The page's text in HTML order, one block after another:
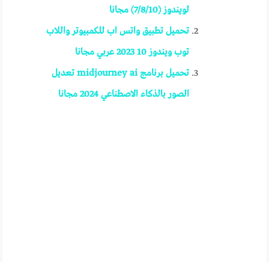
لويندوز (7/8/10) مجانا
تحميل تطبيق واتس اب للكمبيوتر واللاب
توب ويندوز 10 2023 عربي مجانا
تحميل برنامج midjourney ai تعديل
الصور بالذكاء الاصطناعي 2024 مجانا